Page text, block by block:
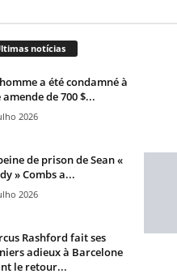
notícias
a été condamné à
amende de 700 $...
2026
de prison de Sean «
» Combs a...
2026
Rashford fait ses
adieux à Barcelone
le retour...